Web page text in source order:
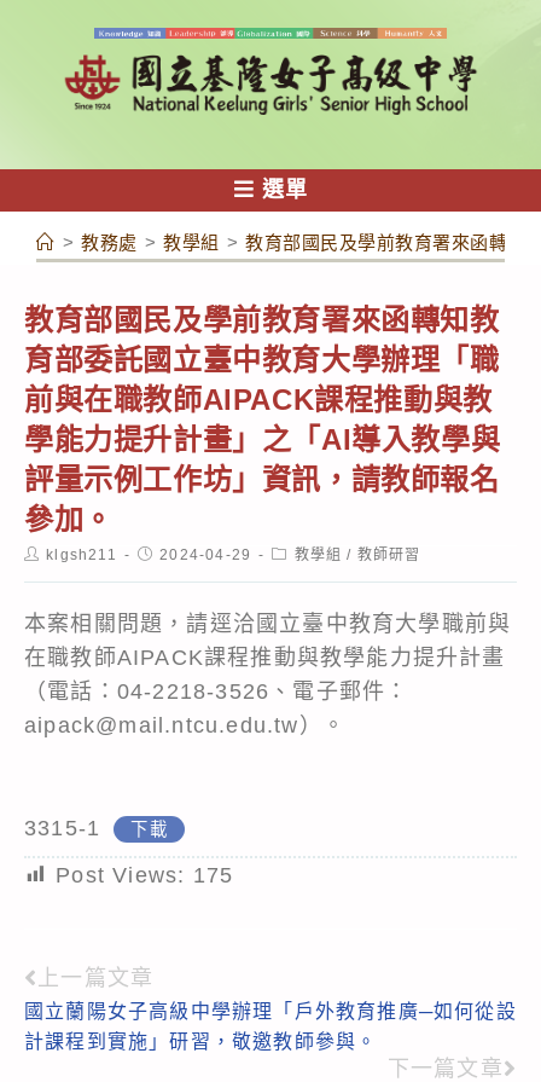
容
選單
> 教務處 > 教學組 > 教育部國民及學前教育署來函轉知
教育部國民及學前教育署來函轉知教
育部委託國立臺中教育大學辦理「職
前與在職教師AIPACK課程推動與教
學能力提升計畫」之「AI導入教學與
評量示例工作坊」資訊，請教師報名
參加。
Postklgsh211
Post2024-04-29
Post教學組 / 教師研習
本案相關問題，請逕洽國立臺中教育大學職前與
在職教師AIPACK課程推動與教學能力提升計畫
（電話：04-2218-3526、電子郵件：
aipack@mail.ntcu.edu.tw）。
3315-1 下載
Post Views: 175
Read
more
上一篇文章
國立蘭陽女子高級中學辦理「戶外教育推廣─如何從設
計課程到實施」研習，敬邀教師參與。
下一篇文章